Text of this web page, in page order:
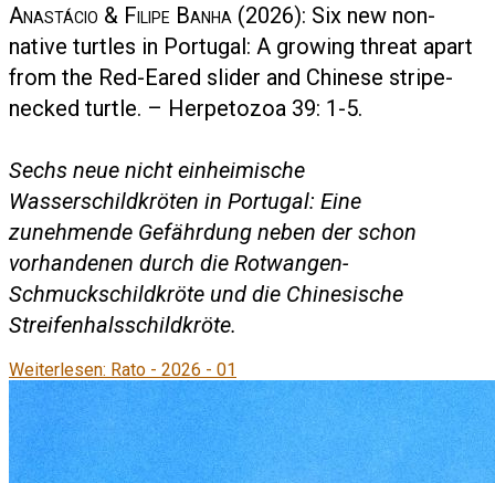
Anastácio & Filipe Banha (2026): Six new non-
native turtles in Portugal: A growing threat apart
from the Red-Eared slider and Chinese stripe-
necked turtle. – Herpetozoa 39: 1-5.
Sechs neue nicht einheimische
Wasserschildkröten in Portugal: Eine
zunehmende Gefährdung neben der schon
vorhandenen durch die Rotwangen-
Schmuckschildkröte und die Chinesische
Streifenhalsschildkröte.
Weiterlesen: Rato - 2026 - 01